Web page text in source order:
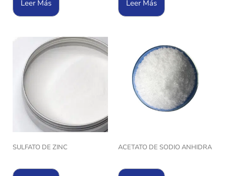
Leer Más Leer Más
SULFATO DE ZINC ACETATO DE SODIO ANHIDRA